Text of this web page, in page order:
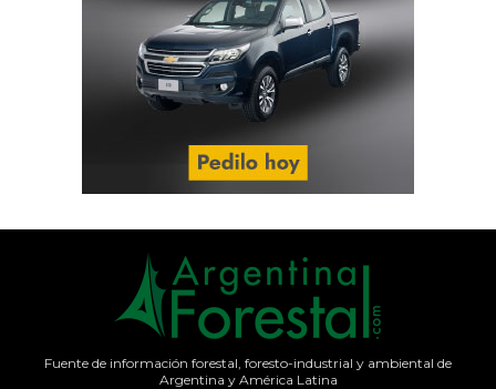
Fuente de información forestal, foresto-industrial y ambiental de
Argentina y América Latina